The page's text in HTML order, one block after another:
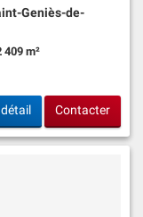
Geniès-de-
du terrain:
409 m²
Contacter